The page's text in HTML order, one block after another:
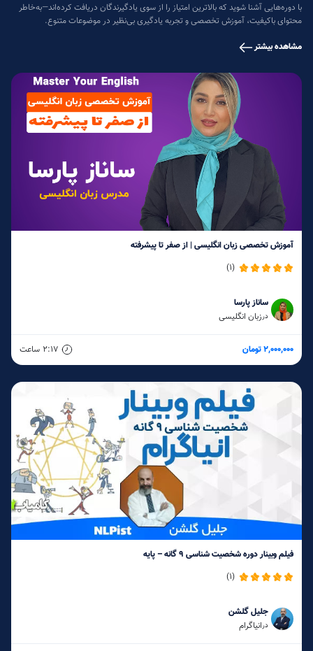
با دوره‌هایی آشنا شوید که بالاترین امتیاز را از سوی یادگیرندگان دریافت کرده‌اند—به‌خاطر
محتوای باکیفیت، آموزش تخصصی و تجربه یادگیری بی‌نظیر در موضوعات متنوع.
مشاهده بیشتر
آموزش تخصصی زبان انگلیسی | از صفر تا پیشرفته
(1)
ساناز پارسا
در زبان انگلیسی
2,000,000 تومان 2:17 ساعت
فیلم وبینار دوره شخصیت شناسی 9 گانه – پایه
(1)
جلیل گلشن
در انیاگرام